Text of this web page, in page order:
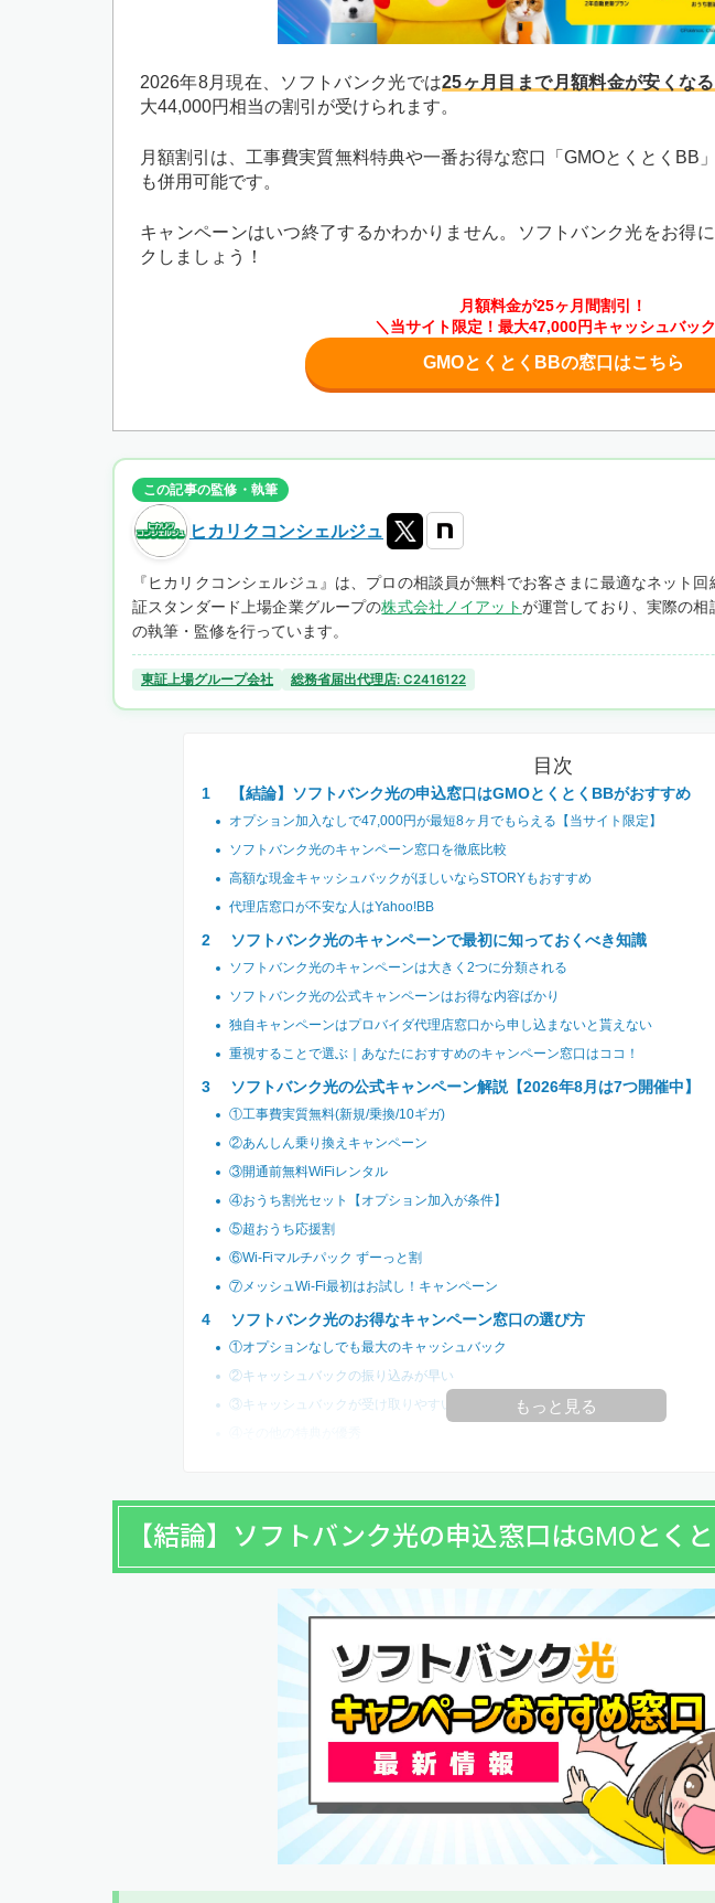
2026年8月現在、ソフトバンク光では25ヶ月目まで月額料金が安くな
大44,000円相当の割引が受けられます。
月額割引は、工事費実質無料特典や一番お得な窓口「GMOとくとくBB
も併用可能です。
キャンペーンはいつ終了するかわかりません。ソフトバンク光をお得
クしましょう！
月額料金が25ヶ月間割引！
＼当サイト限定！最大47,000円キャッシュバッ
GMOとくとくBBの窓口はこちら
この記事の監修・執筆
ヒカリクコンシェルジュ
『ヒカリクコンシェルジュ』は、プロの相談員が無料でお客さまに最適なネット
証スタンダード上場企業グループの株式会社ノイアットが運営しており、実際の
の執筆・監修を行っています。
東証上場グループ会社 総務省届出代理店: C2416122
目次
【結論】ソフトバンク光の申込窓口はGMOとくとくBBがおすすめ
オプション加入なしで47,000円が最短8ヶ月でもらえる【当サイト限定】
ソフトバンク光のキャンペーン窓口を徹底比較
高額な現金キャッシュバックがほしいならSTORYもおすすめ
代理店窓口が不安な人はYahoo!BB
ソフトバンク光のキャンペーンで最初に知っておくべき知識
ソフトバンク光のキャンペーンは大きく2つに分類される
ソフトバンク光の公式キャンペーンはお得な内容ばかり
独自キャンペーンはプロバイダ代理店窓口から申し込まないと貰えない
重視することで選ぶ｜あなたにおすすめのキャンペーン窓口はココ！
ソフトバンク光の公式キャンペーン解説【2026年8月は7つ開催中】
①工事費実質無料(新規/乗換/10ギガ)
②あんしん乗り換えキャンペーン
③開通前無料WiFiレンタル
④おうち割光セット【オプション加入が条件】
⑤超おうち応援割
⑥Wi-Fiマルチパック ずーっと割
⑦メッシュWi-Fi最初はお試し！キャンペーン
ソフトバンク光のお得なキャンペーン窓口の選び方
①オプションなしでも最大のキャッシュバック
②キャッシュバックの振り込みが早い
③キャッシュバックが受け取りやすい
もっと見る
【結論】ソフトバンク光の申込窓口はGMOとく